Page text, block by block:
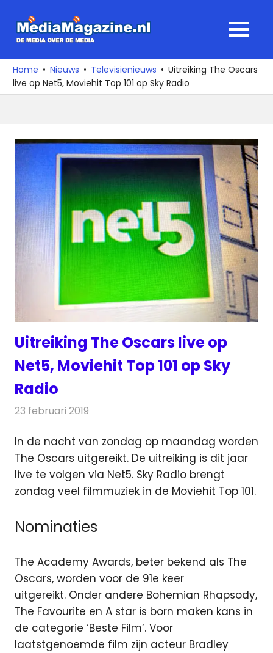
naar
media
over
de
MENU
Home Nieuws Televisienieuws
Uitreiking The Oscars
live op Net5, Moviehit Top 101 op Sky Radio
Uitreiking The Oscars live op
Net5, Moviehit Top 101 op Sky
Radio
23 februari 2019
In de nacht van zondag op maandag worden
The Oscars uitgereikt. De uitreiking is dit jaar
live te volgen via Net5. Sky Radio brengt
zondag veel filmmuziek in de Moviehit Top 101.
Nominaties
The Academy Awards, beter bekend als The
Oscars, worden voor de 91e keer
uitgereikt. Onder andere Bohemian Rhapsody,
The Favourite en A star is born maken kans in
de categorie ‘Beste Film’. Voor
laatstgenoemde film zijn acteur Bradley